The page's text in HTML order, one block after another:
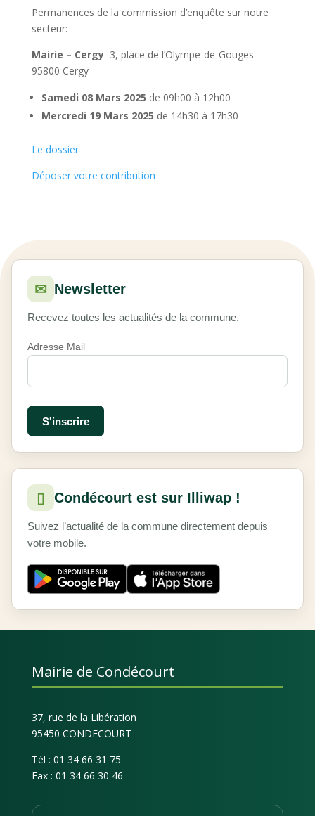
Permanences de la commission d’enquête sur notre
secteur:
Mairie – Cergy 3, place de l’Olympe-de-Gouges
95800 Cergy
Samedi 08 Mars 2025 de 09h00 à 12h00
Mercredi 19 Mars 2025 de 14h30 à 17h30
Le dossier
Déposer votre contribution
✉ Newsletter
Recevez toutes les actualités de la commune.
Adresse Mail
▯ Condécourt est sur Illiwap !
Suivez l’actualité de la commune directement depuis
votre mobile.
Mairie de Condécourt
37, rue de la Libération
95450 CONDECOURT
Tél : 01 34 66 31 75
Fax : 01 34 66 30 46